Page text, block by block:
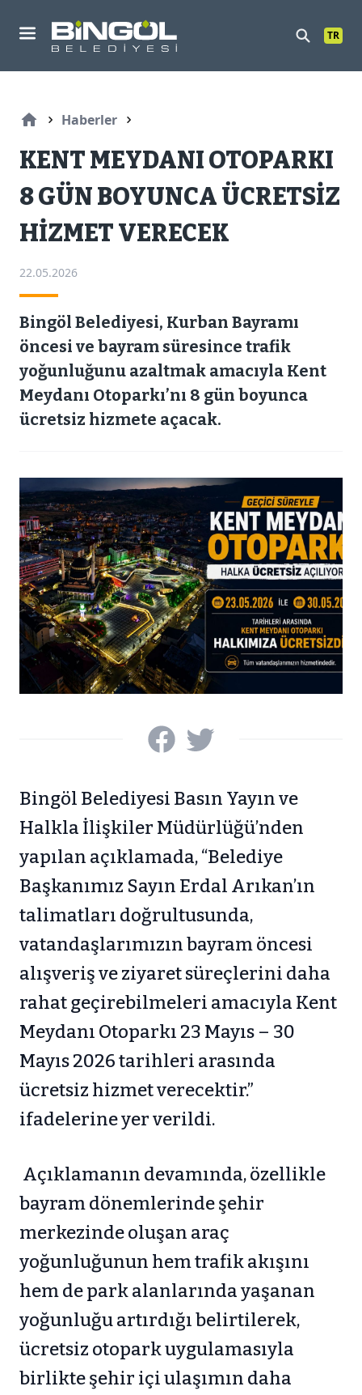
Mobil Menu TR
Haberler
KENT MEYDANI OTOPARKI
8 GÜN BOYUNCA ÜCRETSİZ
HİZMET VERECEK
22.05.2026
Bingöl Belediyesi, Kurban Bayramı
öncesi ve bayram süresince trafik
yoğunluğunu azaltmak amacıyla Kent
Meydanı Otoparkı’nı 8 gün boyunca
ücretsiz hizmete açacak.
Bingöl Belediyesi Basın Yayın ve
Halkla İlişkiler Müdürlüğü’nden
yapılan açıklamada, “Belediye
Başkanımız Sayın Erdal Arıkan’ın
talimatları doğrultusunda,
vatandaşlarımızın bayram öncesi
alışveriş ve ziyaret süreçlerini daha
rahat geçirebilmeleri amacıyla Kent
Meydanı Otoparkı 23 Mayıs – 30
Mayıs 2026 tarihleri arasında
ücretsiz hizmet verecektir.”
ifadelerine yer verildi.
Açıklamanın devamında, özellikle
bayram dönemlerinde şehir
merkezinde oluşan araç
yoğunluğunun hem trafik akışını
hem de park alanlarında yaşanan
yoğunluğu artırdığı belirtilerek,
ücretsiz otopark uygulamasıyla
birlikte şehir içi ulaşımın daha